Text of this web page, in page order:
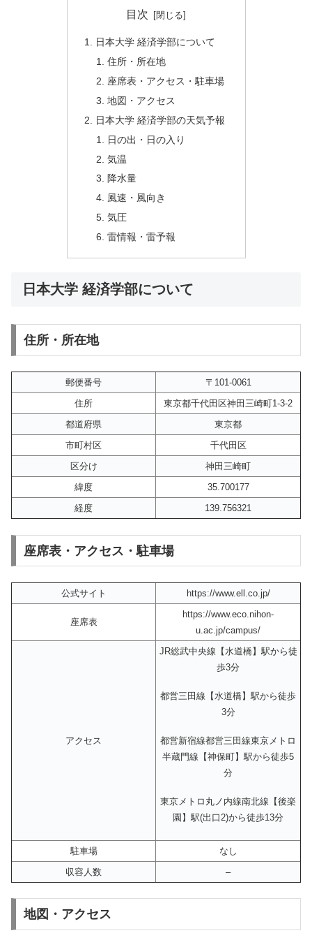
目次
日本大学 経済学部について
住所・所在地
座席表・アクセス・駐車場
地図・アクセス
日本大学 経済学部の天気予報
日の出・日の入り
気温
降水量
風速・風向き
気圧
雷情報・雷予報
日本大学 経済学部について
住所・所在地
郵便番号
〒101-0061
住所
東京都千代田区神田三崎町1-3-2
都道府県
東京都
市町村区
千代田区
区分け
神田三崎町
緯度
35.700177
経度
139.756321
座席表・アクセス・駐車場
公式サイト https://www.ell.co.jp/
座席表
https://www.eco.nihon-
u.ac.jp/campus/
アクセス
JR総武中央線【水道橋】駅から徒
歩3分
都営三田線【水道橋】駅から徒歩
3分
都営新宿線都営三田線東京メトロ
半蔵門線【神保町】駅から徒歩5
分
東京メトロ丸ノ内線南北線【後楽
園】駅(出口2)から徒歩13分
駐車場
なし
収容人数
–
地図・アクセス